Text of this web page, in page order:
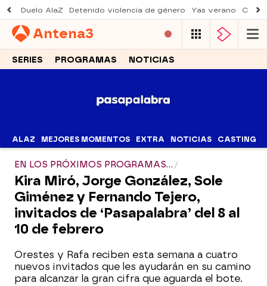
Duelo AlaZ Detenido violencia de género Yas verano
Antena3
SERIES PROGRAMAS NOTICIAS
ALAZ MEJORES MOMENTOS EXTRA NOTICIAS CASTING
EN LOS PRÓXIMOS PROGRAMAS...
Kira Miró, Jorge González, Sole
Giménez y Fernando Tejero,
invitados de ‘Pasapalabra’ del 8 al
10 de febrero
Orestes y Rafa reciben esta semana a cuatro
nuevos invitados que les ayudarán en su camino
para alcanzar la gran cifra que aguarda el bote.